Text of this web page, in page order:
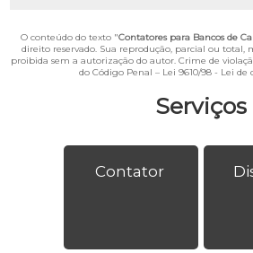
Serviços
Contator
O conteúdo do texto "Contatores para Bancos de
direito reservado. Sua reprodução, parcial ou total,
proibida sem a autorização do autor. Crime de
do Código Penal – Lei 9610/98 - Lei de